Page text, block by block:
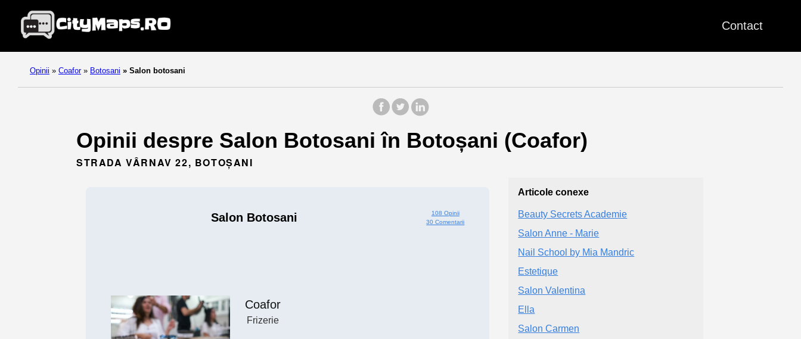
Contact
Opinii » Coafor » Botosani » Salon botosani
Opinii despre Salon Botosani în Botoșani (Coafor)
STRADA VÂRNAV 22, BOTOȘANI
Salon Botosani
108 Opinii
30 Comentarii
Coafor
Frizerie
Articole conexe
Beauty Secrets Academie
Salon Anne - Marie
Nail School by Mia Mandric
Estetique
Salon Valentina
Ella
Salon Carmen